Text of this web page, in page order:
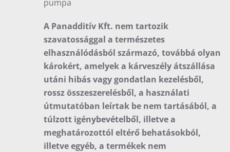
pumpa
A Panadditív Kft. nem tartozik
szavatossággal a természetes
elhasználódásból származó, továbbá olyan
károkért, amelyek a kárveszély átszállása
utáni hibás vagy gondatlan kezelésből,
rossz összeszerelésből, a használati
útmutatóban leírtak be nem tartásából, a
túlzott igénybevételből, illetve a
meghatározottól eltérő behatásokból,
illetve egyéb, a termékek nem